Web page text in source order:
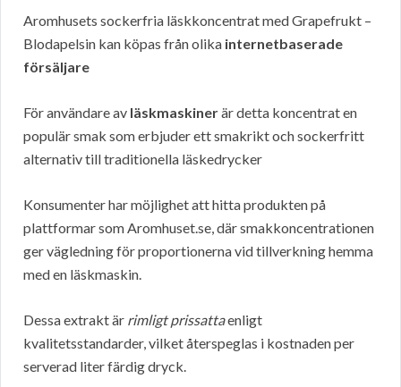
Aromhusets sockerfria läskkoncentrat med Grapefrukt –
Blodapelsin kan köpas från olika internetbaserade
försäljare
För användare av läskmaskinerär detta koncentrat en
populär smak som erbjuder ett smakrikt och sockerfritt
alternativ till traditionella läskedrycker
Konsumenter har möjlighet att hitta produkten på
plattformar som Aromhuset.se, där smakkoncentrationen
ger vägledning för proportionerna vid tillverkning hemma
med en läskmaskin.
Dessa extrakt är rimligt prissattaenligt
kvalitetsstandarder, vilket återspeglas i kostnaden per
serverad liter färdig dryck.